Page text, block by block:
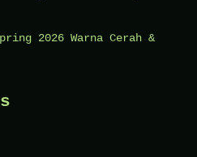
2026 Warna Cerah &